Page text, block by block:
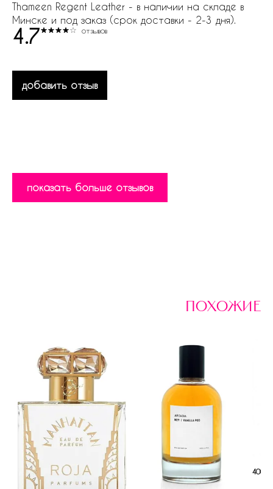
Thameen Regent Leather - в наличии на складе в
Минске и под заказ (срок доставки - 2-3 дня).
4.7 отзывов
добавить отзыв
показать больше отзывов
похожие
400